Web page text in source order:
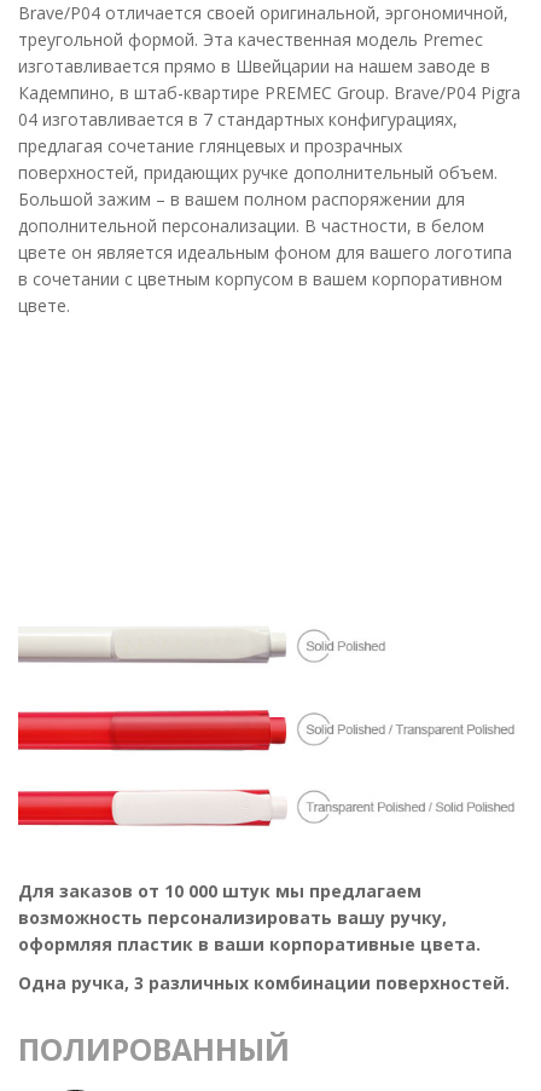
Brave/P04 отличается своей оригинальной, эргономичной,
треугольной формой. Эта качественная модель Premec
изготавливается прямо в Швейцарии на нашем заводе в
Кадемпино, в штаб-квартире PREMEC Group. Brave/P04 Pigra
04 изготавливается в 7 стандартных конфигурациях,
предлагая сочетание глянцевых и прозрачных
поверхностей, придающих ручке дополнительный объем.
Большой зажим – в вашем полном распоряжении для
дополнительной персонализации. В частности, в белом
цвете он является идеальным фоном для вашего логотипа
в сочетании с цветным корпусом в вашем корпоративном
цвете.
Для заказов от 10 000 штук мы предлагаем
возможность персонализировать вашу ручку,
оформляя пластик в ваши корпоративные цвета.
Одна ручка, 3 различных комбинации поверхностей.
ПОЛИРОВАННЫЙ